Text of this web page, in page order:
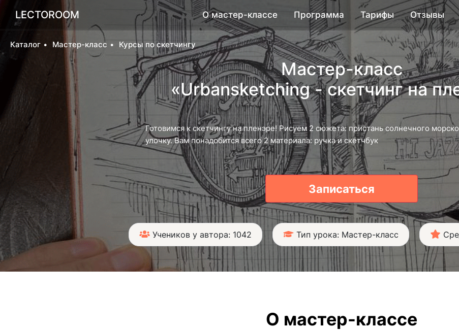
LECTOROOM О мастер-классе Программа Тарифы Отзывы
Каталог Мастер-класс Курсы по скетчингу
Мастер-класс
«Urbansketching - скетчинг на
Готовимся к скетчингу на пленэре! Рисуем 2 сюжета: пристань солнечного
улочку. Вам понадобится всего 2 материала: ручка и скетчбук
Записаться
Учеников у автора: 1042 Тип урока: Мастер-класс
О мастер-классе